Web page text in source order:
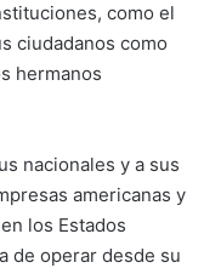
como el
ciudadanos como
hermanos
nacionales y a sus
americanas y
los Estados
de operar desde su